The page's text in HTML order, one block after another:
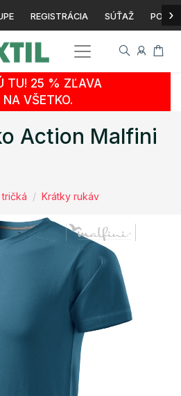
REGISTRÁCIA SÚŤAŽ ›
TU! 25 % ZĽAVA
VŠETKO.
Action Malfini
tričká Krátky rukáv